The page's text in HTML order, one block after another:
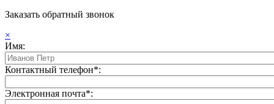
Заказать обратный звонок
×
Имя:
Контактный телефон*:
Электронная почта*: